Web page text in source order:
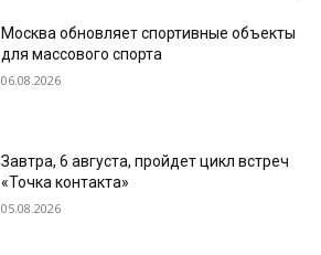
Москва обновляет спортивные объекты
для массового спорта
06.08.2026
Завтра, 6 августа, пройдет цикл встреч
«Точка контакта»
05.08.2026